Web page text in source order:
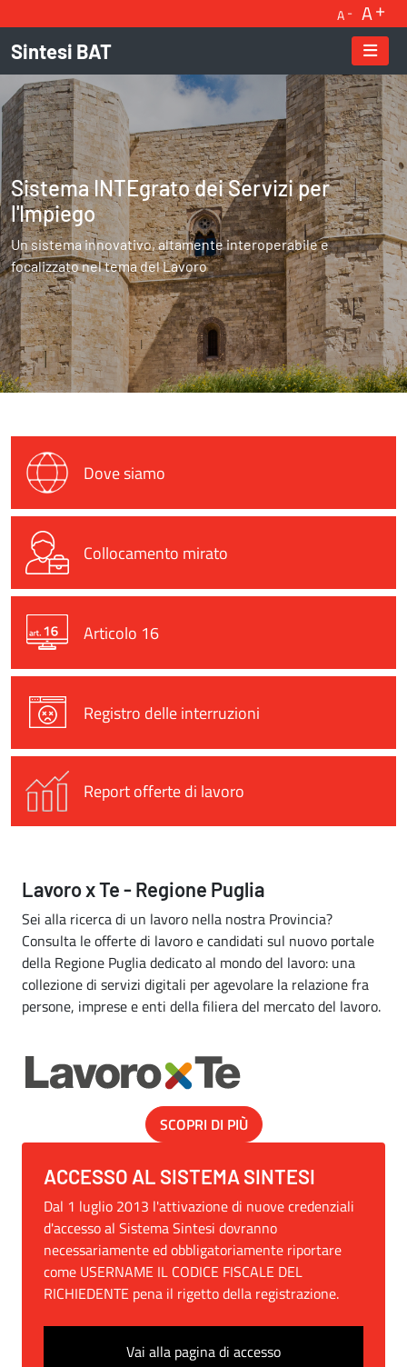
A A
Sintesi BAT
Home - Sintesi BAT
Sistema INTEgrato dei Servizi per
l'Impiego
Un sistema innovativo, altamente interoperabile e
focalizzato nel tema del Lavoro
Dove siamo
Collocamento mirato
Articolo 16
Registro delle interruzioni
Report offerte di lavoro
Lavoro x Te - Regione Puglia
Sei alla ricerca di un lavoro nella nostra Provincia?
Consulta le offerte di lavoro e candidati sul nuovo portale
della Regione Puglia dedicato al mondo del lavoro: una
collezione di servizi digitali per agevolare la relazione fra
persone, imprese e enti della filiera del mercato del lavoro.
SCOPRI DI PIÙ
ACCESSO AL SISTEMA SINTESI
Dal 1 luglio 2013 l'attivazione di nuove credenziali
d'accesso al Sistema Sintesi dovranno
necessariamente ed obbligatoriamente riportare
come USERNAME IL CODICE FISCALE DEL
RICHIEDENTE pena il rigetto della registrazione.
Vai alla pagina di accesso